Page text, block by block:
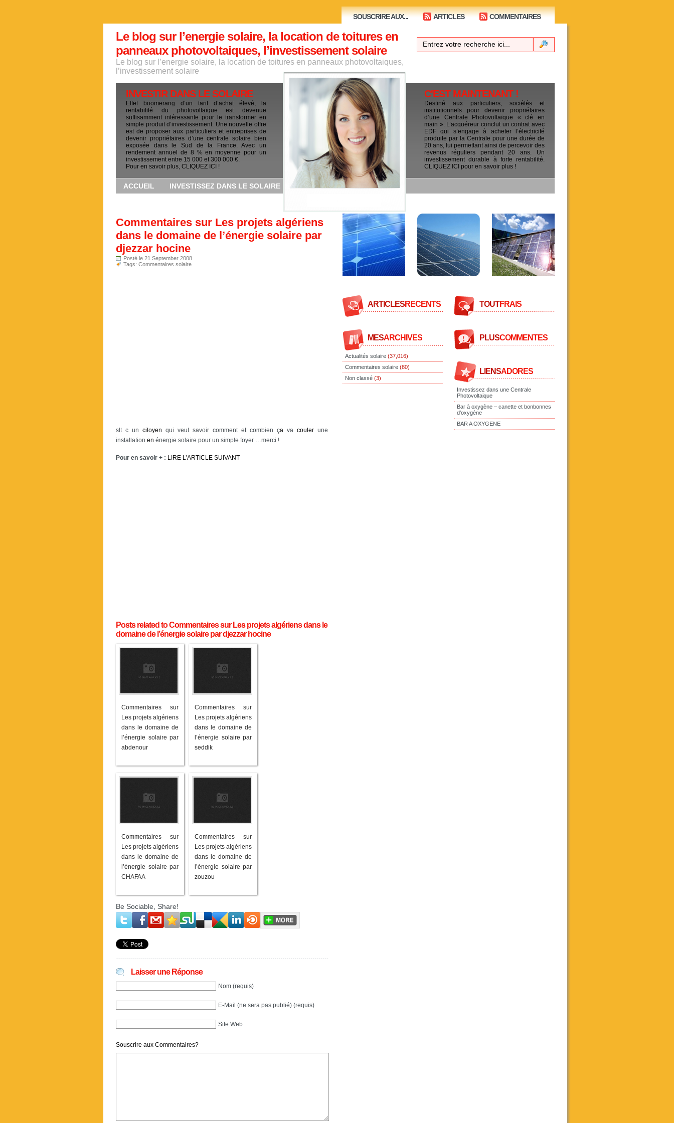
SOUSCRIRE AUX... ARTICLES COMMENTAIRES
Le blog sur l’energie solaire, la location de toitures en
panneaux photovoltaiques, l’investissement solaire
Le blog sur l’energie solaire, la location de toitures en panneaux photovoltaiques,
l’investissement solaire
INVESTIR DANS LE SOLAIRE
Effet boomerang d’un tarif d’achat élevé, la
rentabilité du photovoltaïque est devenue
suffisamment intéressante pour le transformer en
simple produit d’investissement. Une nouvelle offre
est de proposer aux particuliers et entreprises de
devenir propriétaires d’une centrale solaire bien
exposée dans le Sud de la France. Avec un
rendement annuel de 8 % en moyenne pour un
investissement entre 15 000 et 300 000 €.
Pour en savoir plus, CLIQUEZ ICI !
ACCUEIL INVESTISSEZ DANS LE SOLAIRE
C'EST MAINTENANT !
Destiné aux particuliers, sociétés et
institutionnels pour devenir propriétaires
d’une Centrale Photovoltaïque « clé en
main ». L’acquéreur conclut un contrat avec
EDF qui s’engage à acheter l’électricité
produite par la Centrale pour une durée de
20 ans, lui permettant ainsi de percevoir des
revenus réguliers pendant 20 ans. Un
investissement durable à forte rentabilité.
CLIQUEZ ICI pour en savoir plus !
Commentaires sur Les projets algériens
dans le domaine de l’énergie solaire par
djezzar hocine
Posté le 21 September 2008
Tags: Commentaires solaire
slt c un citoyen qui veut savoir comment et combien ça va couter une
installation en énergie solaire pour un simple foyer …merci !
Pour en savoir + : LIRE L’ARTICLE SUIVANT
Posts related to Commentaires sur Les projets algériens dans le
domaine de l’énergie solaire par djezzar hocine
Commentaires sur
Les projets algériens
dans le domaine de
l’énergie solaire par
abdenour
Commentaires sur
Les projets algériens
dans le domaine de
l’énergie solaire par
seddik
Commentaires sur
Les projets algériens
dans le domaine de
l’énergie solaire par
CHAFAA
Commentaires sur
Les projets algériens
dans le domaine de
l’énergie solaire par
zouzou
Be Sociable, Share!
Laisser une Réponse
Nom (requis)
E-Mail (ne sera pas publié) (requis)
Site Web
Souscrire aux Commentaires?
ARTICLESRECENTS
MESARCHIVES
Actualités solaire (37,016)
Commentaires solaire (80)
Non classé (3)
TOUTFRAIS
PLUSCOMMENTES
LIENSADORES
Investissez dans une Centrale
Photovoltaique
Bar à oxygène – canette et bonbonnes
d’oxygène
BAR A OXYGENE